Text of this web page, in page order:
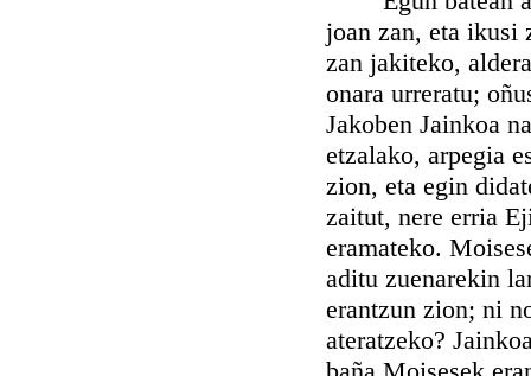
joan zan, eta ikusi
zan jakiteko,
onara urreratu;
Jakoben Jainkoa
etzalako, arpegia
zion, eta egin
zaitut, nere erria
eramateko.
aditu zuenarekin
erantzun zion; ni
ateratzeko?